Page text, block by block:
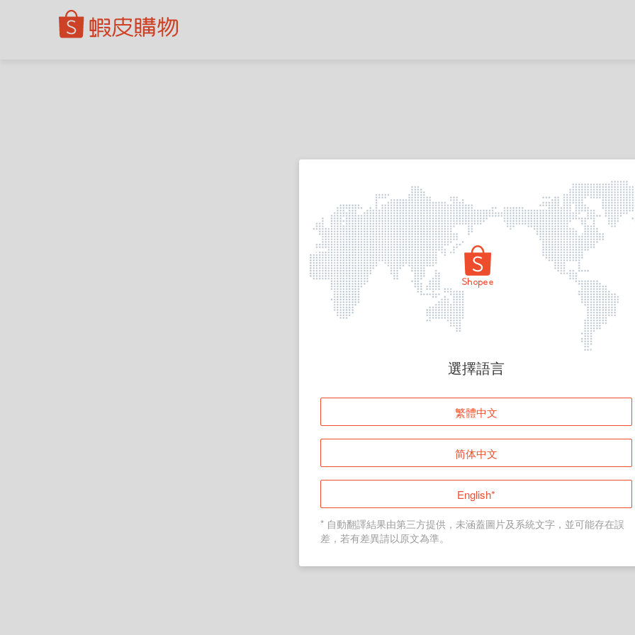
頁面無法顯示
登入
返回首頁
選擇語言
繁體中文
简体中文
English*
* 自動翻譯結果由第三方提供，未涵蓋圖片及系統文字，並可能存在誤
差，若有差異請以原文為準。